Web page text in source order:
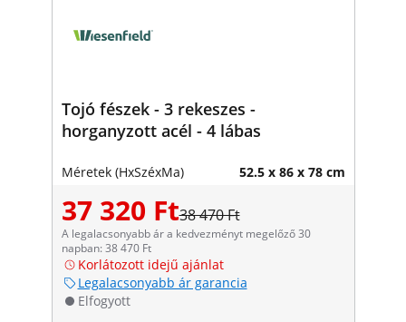
Tojó fészek - 3 rekeszes -
horganyzott acél - 4 lábas
Méretek (HxSzéxMa) 52.5 x 86 x 78 cm
37 320 Ft38 470 Ft
A legalacsonyabb ár a kedvezményt megelőző 30
napban: 38 470 Ft
Korlátozott idejű ajánlat
Legalacsonyabb ár garancia
Elfogyott